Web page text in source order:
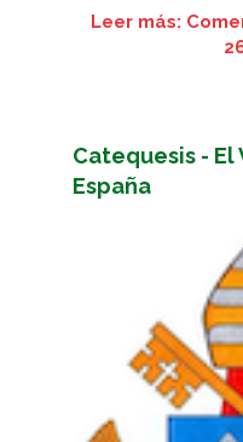
Leer más:
Catequesis -
España